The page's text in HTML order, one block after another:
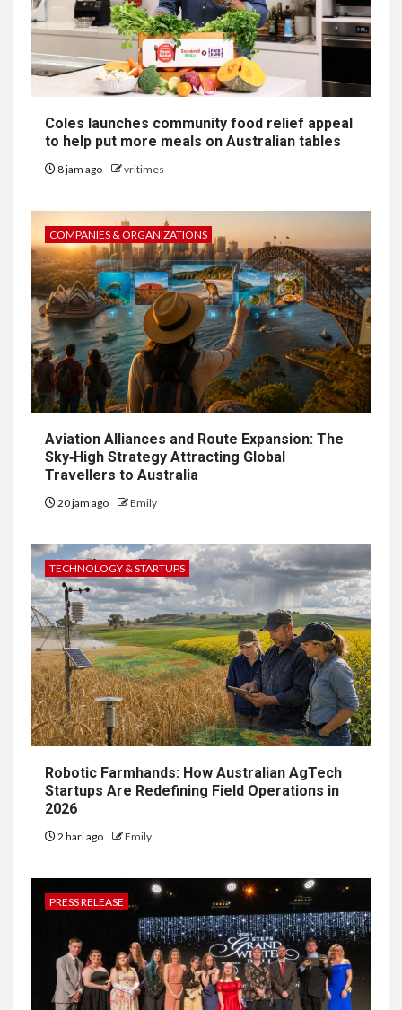
Coles launches community food relief appeal
to help put more meals on Australian tables
8 jam ago vritimes
COMPANIES & ORGANIZATIONS
Aviation Alliances and Route Expansion: The
Sky‑High Strategy Attracting Global
Travellers to Australia
20 jam ago Emily
TECHNOLOGY & STARTUPS
Robotic Farmhands: How Australian AgTech
Startups Are Redefining Field Operations in
2026
2 hari ago Emily
PRESS RELEASE